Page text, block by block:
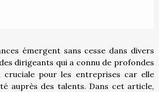
émergent sans cesse dans divers
dirigeants qui a connu de profondes
cruciale pour les entreprises car elle
auprès des talents. Dans cet article,